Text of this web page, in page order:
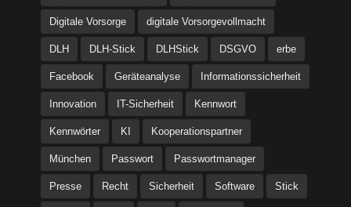
Digitale Vorsorge digitale Vorsorgevollmacht
DLH DLH-Stick DLHStick DSGVO erbe
Facebook Geräteanalyse Informationssicherheit
Innovation IT-Sicherheit Kennwort
Kennwörter KI Kooperationspartner
München Passwort Passwortmanager
Presse Recht Sicherheit Software Stick